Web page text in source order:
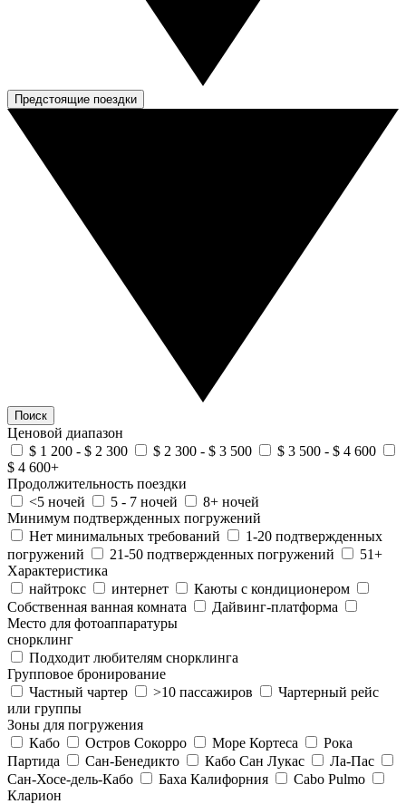
Предстоящие поездки
Поиск
Ценовой диапазон
$ 1 200 - $ 2 300
$ 2 300 - $ 3 500
$ 3 500 - $ 4 600
$ 4 600+
Продолжительность поездки
<5 ночей
5 - 7 ночей
8+ ночей
Минимум подтвержденных погружений
Нет минимальных требований
1-20 подтвержденных
погружений
21-50 подтвержденных погружений
51+
Характеристика
найтрокс
интернет
Каюты с кондиционером
Собственная ванная комната
Дайвинг-платформа
Место для фотоаппаратуры
снорклинг
Подходит любителям снорклинга
Групповое бронирование
Частный чартер
>10 пассажиров
Чартерный рейс
или группы
Зоны для погружения
Кабо
Остров Сокорро Море Кортеса
Рока
Партида
Сан-Бенедикто Кабо Сан Лукас
Ла-Пас
Сан-Хосе-дель-Кабо
Баха Калифорния
Cabo Pulmo
Кларион